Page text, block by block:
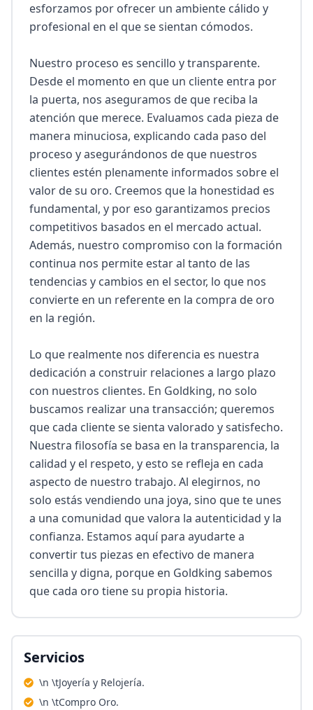
esforzamos por ofrecer un ambiente cálido y
profesional en el que se sientan cómodos.
Nuestro proceso es sencillo y transparente.
Desde el momento en que un cliente entra por
la puerta, nos aseguramos de que reciba la
atención que merece. Evaluamos cada pieza de
manera minuciosa, explicando cada paso del
proceso y asegurándonos de que nuestros
clientes estén plenamente informados sobre el
valor de su oro. Creemos que la honestidad es
fundamental, y por eso garantizamos precios
competitivos basados en el mercado actual.
Además, nuestro compromiso con la formación
continua nos permite estar al tanto de las
tendencias y cambios en el sector, lo que nos
convierte en un referente en la compra de oro
en la región.
Lo que realmente nos diferencia es nuestra
dedicación a construir relaciones a largo plazo
con nuestros clientes. En Goldking, no solo
buscamos realizar una transacción; queremos
que cada cliente se sienta valorado y satisfecho.
Nuestra filosofía se basa en la transparencia, la
calidad y el respeto, y esto se refleja en cada
aspecto de nuestro trabajo. Al elegirnos, no
solo estás vendiendo una joya, sino que te unes
a una comunidad que valora la autenticidad y la
confianza. Estamos aquí para ayudarte a
convertir tus piezas en efectivo de manera
sencilla y digna, porque en Goldking sabemos
que cada oro tiene su propia historia.
Servicios
\n \tJoyería y Relojería.
\n \tCompro Oro.